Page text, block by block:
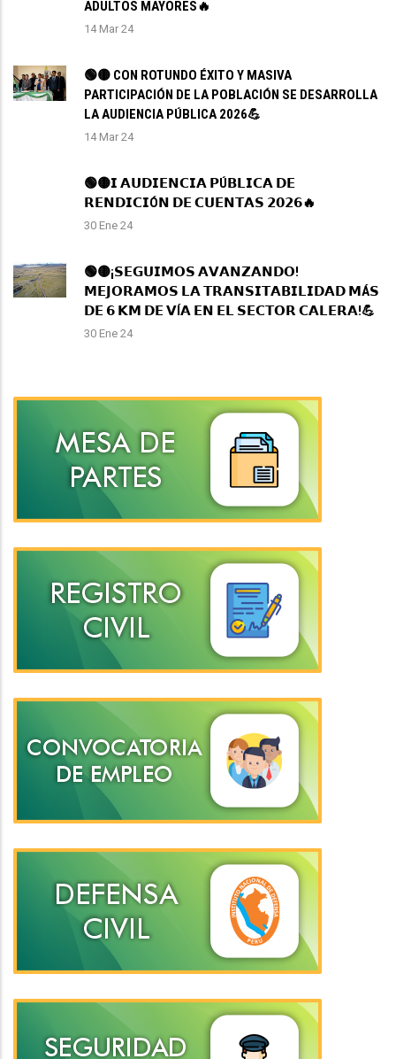
ADULTOS MAYORES🔥
14 Mar 24
🟢🟡 CON ROTUNDO ÉXITO Y MASIVA
PARTICIPACIÓN DE LA POBLACIÓN SE DESARROLLA
LA AUDIENCIA PÚBLICA 2026💪
14 Mar 24
🟢🟡𝗜 𝗔𝗨𝗗𝗜𝗘𝗡𝗖𝗜𝗔 𝗣Ú𝗕𝗟𝗜𝗖𝗔 𝗗𝗘
𝗥𝗘𝗡𝗗𝗜𝗖𝗜Ó𝗡 𝗗𝗘 𝗖𝗨𝗘𝗡𝗧𝗔𝗦 𝟮𝟬𝟮𝟲🔥
30 Ene 24
🟢🟡¡𝗦𝗘𝗚𝗨𝗜𝗠𝗢𝗦 𝗔𝗩𝗔𝗡𝗭𝗔𝗡𝗗𝗢!
𝗠𝗘𝗝𝗢𝗥𝗔𝗠𝗢𝗦 𝗟𝗔 𝗧𝗥𝗔𝗡𝗦𝗜𝗧𝗔𝗕𝗜𝗟𝗜𝗗𝗔𝗗 𝗠Á𝗦
𝗗𝗘 𝟲 𝗞𝗠 𝗗𝗘 𝗩Í𝗔 𝗘𝗡 𝗘𝗟 𝗦𝗘𝗖𝗧𝗢𝗥 𝗖𝗔𝗟𝗘𝗥𝗔!💪
30 Ene 24